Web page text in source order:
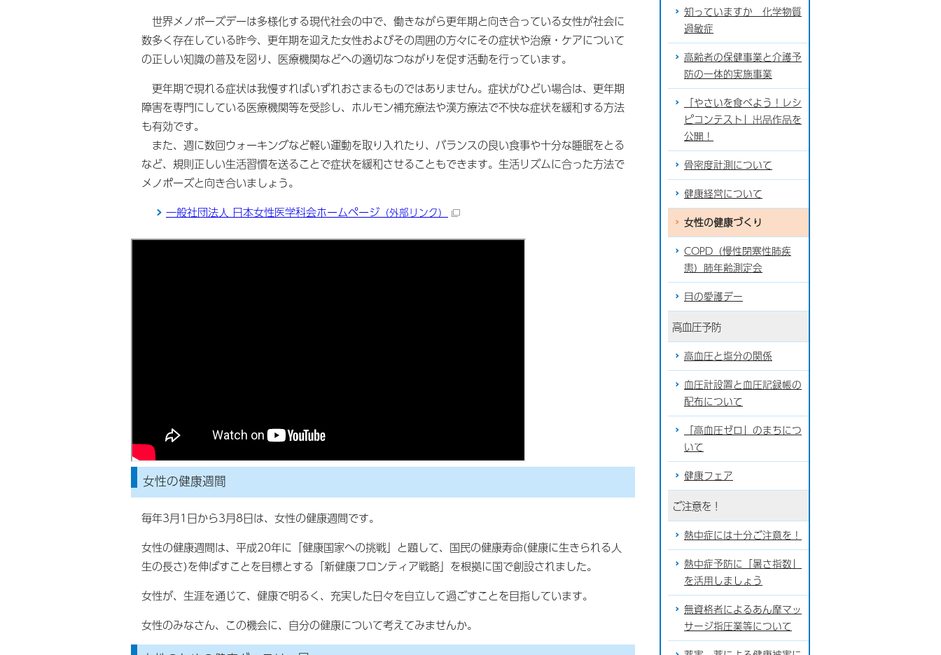
世界メノポーズデーは多様化する現代社会の中で、働きながら更年期と向き合っている女性が社会に
数多く存在している昨今、更年期を迎えた女性およびその周囲の方々にその症状や治療・ケアについて
の正しい知識の普及を図り、医療機関などへの適切なつながりを促す活動を行っています。
更年期で現れる症状は我慢すればいずれおさまるものではありません。症状がひどい場合は、更年期
障害を専門にしている医療機関等を受診し、ホルモン補充療法や漢方療法で不快な症状を緩和する方法
も有効です。
また、週に数回ウォーキングなど軽い運動を取り入れたり、バランスの良い食事や十分な睡眠をとる
など、規則正しい生活習慣を送ることで症状を緩和させることもできます。生活リズムに合った方法で
メノポーズと向き合いましょう。
一般社団法人 日本女性医学科会ホームページ （外部リンク）
女性の健康週間
毎年3月1日から3月8日は、女性の健康週間です。
女性の健康週間は、平成20年に「健康国家への挑戦」と題して、国民の健康寿命(健康に生きられる人
生の長さ)を伸ばすことを目標とする「新健康フロンティア戦略」を根拠に国で創設されました。
女性が、生涯を通じて、健康で明るく、充実した日々を自立して過ごすことを目指しています。
女性のみなさん、この機会に、自分の健康について考えてみませんか。
知っていますか 化学物質
過敏症
高齢者の保健事業と介護予
防の一体的実施事業
「やさいを食べよう！レシ
ピコンテスト」出品作品を
公開！
骨密度計測について
健康経営について
女性の健康づくり
COPD（慢性閉塞性肺疾
患）肺年齢測定会
目の愛護デー
高血圧予防
高血圧と塩分の関係
血圧計設置と血圧記録帳の
配布について
「高血圧ゼロ」のまちにつ
いて
健康フェア
ご注意を！
熱中症には十分ご注意を！
熱中症予防に「暑さ指数」
を活用しましょう
無資格者によるあん摩マッ
サージ指圧業等について